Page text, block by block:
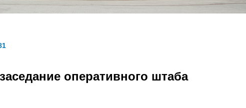
оперативного штаба